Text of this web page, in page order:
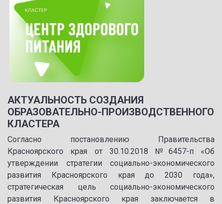
АКТУАЛЬНОСТЬ СОЗДАНИЯ
ОБРАЗОВАТЕЛЬНО-ПРОИЗВОДСТВЕННОГО
КЛАСТЕРА
Согласно постановлению Правительства
Красноярского края от 30.10.2018 №6457-п «Об
утверждении стратегии социально-экономического
развития Красноярского края до 2030 года»,
стратегическая цель социально-экономического
развития Красноярского края заключается в